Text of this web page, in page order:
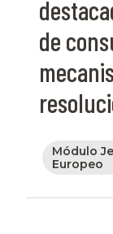
de
Módulo
Europeo